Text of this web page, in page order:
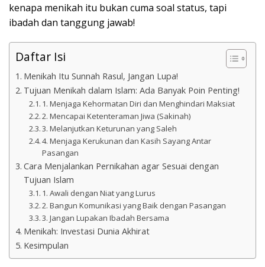
kenapa menikah itu bukan cuma soal status, tapi
ibadah dan tanggung jawab!
Daftar Isi
Menikah Itu Sunnah Rasul, Jangan Lupa!
Tujuan Menikah dalam Islam: Ada Banyak Poin Penting!
1. Menjaga Kehormatan Diri dan Menghindari Maksiat
2. Mencapai Ketenteraman Jiwa (Sakinah)
3. Melanjutkan Keturunan yang Saleh
4. Menjaga Kerukunan dan Kasih Sayang Antar
Pasangan
Cara Menjalankan Pernikahan agar Sesuai dengan
Tujuan Islam
1. Awali dengan Niat yang Lurus
2. Bangun Komunikasi yang Baik dengan Pasangan
3. Jangan Lupakan Ibadah Bersama
Menikah: Investasi Dunia Akhirat
Kesimpulan